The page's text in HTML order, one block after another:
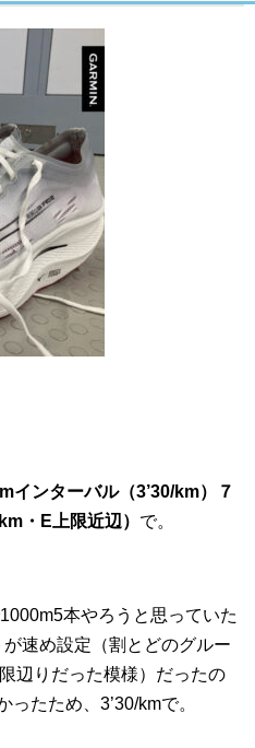
インターバル（3’30/km）７
・E上限近辺） で。
本やろうと思っていた
速め設定（割とどのグルー
辺りだった模様）だったの
ったため、3’30/kmで。